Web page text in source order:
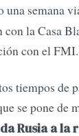
una semana
la Casa
con el FMI.
tiempos de
se pone de
Rusia a la